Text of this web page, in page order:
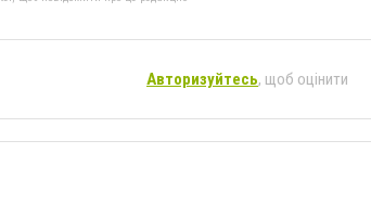
Авторизуйтесь, щоб оцінити